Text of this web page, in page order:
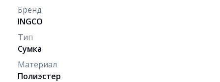
Бренд
INGCO
Тип
Сумка
Материал
Полиэстер